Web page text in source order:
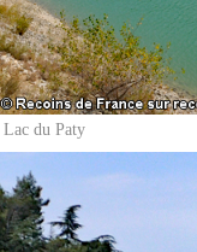
Lac du Paty